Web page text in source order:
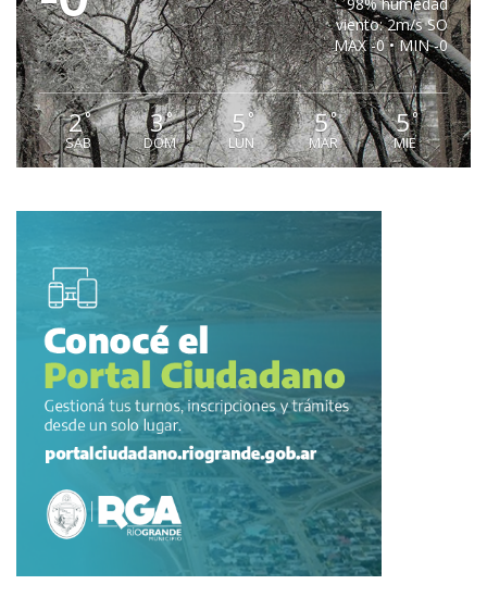
viento: 2m/s SO
MAX -0 • MIN -0
2°
SAB
3°
DOM
5°
LUN
5°
MAR
5°
MIE